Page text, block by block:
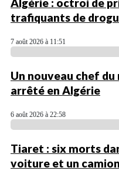
Algérie : octroi de
trafiquants de
7 août 2026 à 11:51
Un nouveau chef
arrêté en Algérie
6 août 2026 à 22:58
Tiaret : six morts
voiture et un camion